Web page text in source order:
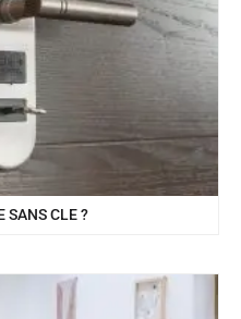
SANS CLE ?